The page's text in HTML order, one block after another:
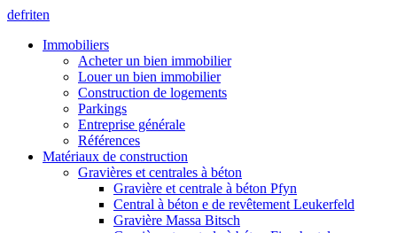
defriten
Immobiliers
Acheter un bien immobilier
Louer un bien immobilier
Construction de logements
Parkings
Entreprise générale
Références
Matériaux de construction
Gravières et centrales à béton
Gravière et centrale à béton Pfyn
Central à béton e de revêtement Leukerfeld
Gravière Massa Bitsch